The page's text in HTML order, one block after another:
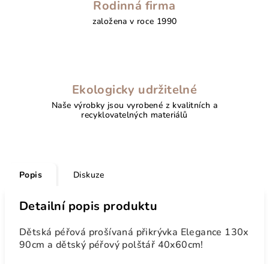
Rodinná firma
založena v roce 1990
Ekologicky udržitelné
Naše výrobky jsou vyrobené z kvalitních a
recyklovatelných materiálů
Popis Diskuze
Detailní popis produktu
Dětská péřová prošívaná přikrývka Elegance 130x
90cm a dětský péřový polštář 40x60cm!